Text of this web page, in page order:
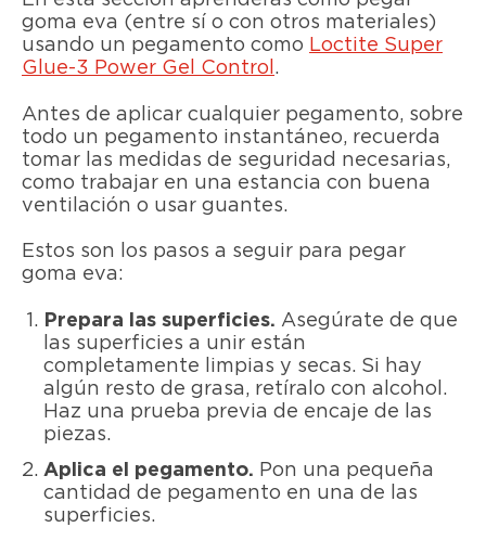
goma eva (entre sí o con otros materiales)
usando un pegamento como Loctite Super
Glue-3 Power Gel Control .
Antes de aplicar cualquier pegamento, sobre
todo un pegamento instantáneo, recuerda
tomar las medidas de seguridad necesarias,
como trabajar en una estancia con buena
ventilación o usar guantes.
Estos son los pasos a seguir para pegar
goma eva:
Prepara las superficies. Asegúrate de que
las superficies a unir están
completamente limpias y secas. Si hay
algún resto de grasa, retíralo con alcohol.
Haz una prueba previa de encaje de las
piezas.
Aplica el pegamento. Pon una pequeña
cantidad de pegamento en una de las
superficies.